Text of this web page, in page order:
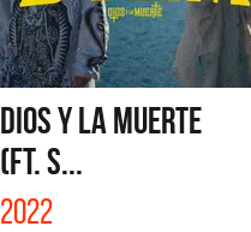
DIOS Y LA MUERTE
(FT. S...
2022